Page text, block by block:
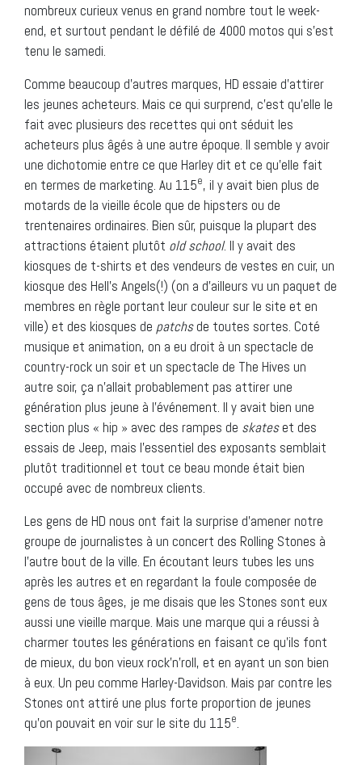
nombreux curieux venus en grand nombre tout le week-
end, et surtout pendant le défilé de 4000 motos qui s’est
tenu le samedi.
Comme beaucoup d’autres marques, HD essaie d’attirer
les jeunes acheteurs. Mais ce qui surprend, c’est qu’elle le
fait avec plusieurs des recettes qui ont séduit les
acheteurs plus âgés à une autre époque. Il semble y avoir
une dichotomie entre ce que Harley dit et ce qu’elle fait
en termes de marketing. Au 115e, il y avait bien plus de
motards de la vieille école que de hipsters ou de
trentenaires ordinaires. Bien sûr, puisque la plupart des
attractions étaient plutôt old school. Il y avait des
kiosques de t-shirts et des vendeurs de vestes en cuir, un
kiosque des Hell’s Angels(!) (on a d’ailleurs vu un paquet de
membres en règle portant leur couleur sur le site et en
ville) et des kiosques de patchsde toutes sortes. Coté
musique et animation, on a eu droit à un spectacle de
country-rock un soir et un spectacle de The Hives un
autre soir, ça n’allait probablement pas attirer une
génération plus jeune à l’événement. Il y avait bien une
section plus « hip » avec des rampes de skateset des
essais de Jeep, mais l’essentiel des exposants semblait
plutôt traditionnel et tout ce beau monde était bien
occupé avec de nombreux clients.
Les gens de HD nous ont fait la surprise d’amener notre
groupe de journalistes à un concert des Rolling Stones à
l’autre bout de la ville. En écoutant leurs tubes les uns
après les autres et en regardant la foule composée de
gens de tous âges, je me disais que les Stones sont eux
aussi une vieille marque. Mais une marque qui a réussi à
charmer toutes les générations en faisant ce qu’ils font
de mieux, du bon vieux rock’n’roll, et en ayant un son bien
à eux. Un peu comme Harley-Davidson. Mais par contre les
Stones ont attiré une plus forte proportion de jeunes
qu’on pouvait en voir sur le site du 115e.